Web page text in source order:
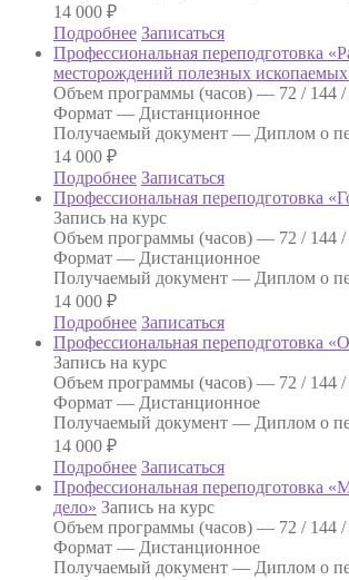
14 000 ₽
Подробнее Записаться
Профессиональная переподготовка
месторождений полезных
Объем программы (часов) — 72 / 144
Формат — Дистанционное
Получаемый документ — Диплом о
14 000 ₽
Подробнее Записаться
Профессиональная переподготовка
Запись на курс
Объем программы (часов) — 72 / 144
Формат — Дистанционное
Получаемый документ — Диплом о
14 000 ₽
Подробнее Записаться
Профессиональная переподготовка
Запись на курс
Объем программы (часов) — 72 / 144
Формат — Дистанционное
Получаемый документ — Диплом о
14 000 ₽
Подробнее Записаться
Профессиональная переподготовка
дело» Запись на курс
Объем программы (часов) — 72 / 144
Формат — Дистанционное
Получаемый документ — Диплом о